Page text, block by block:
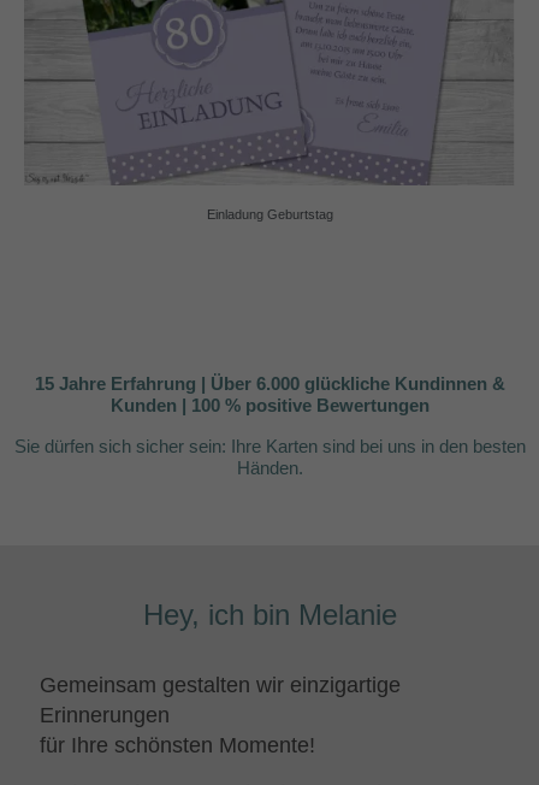
Einladung Geburtstag
15 Jahre Erfahrung | Über 6.000 glückliche Kundinnen &
Kunden | 100 % positive Bewertungen
Sie dürfen sich sicher sein: Ihre Karten sind bei uns in den besten
Händen.
Hey, ich bin Melanie
Gemeinsam gestalten wir einzigartige
Erinnerungen
für Ihre schönsten Momente!